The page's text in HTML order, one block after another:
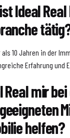
Ideal
10 Jahren in der
Erfahrung und
Real mir
helfen?